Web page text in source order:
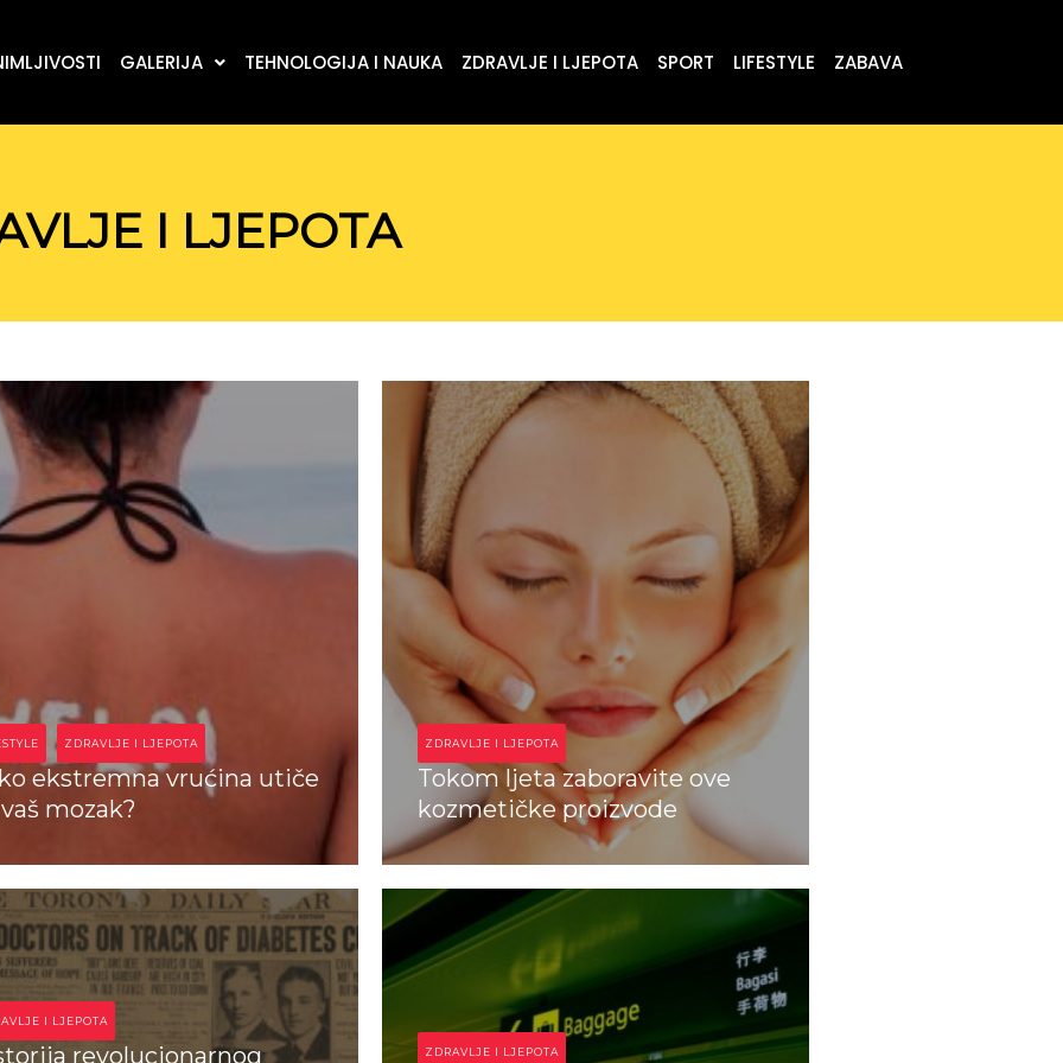
GALERIJA TEHNOLOGIJA I NAUKA ZDRAVLJE I LJEPOTA SPORT LIFESTYLE ZABAVA
I LJEPOTA
ZDRAVLJE I LJEPOTA
ekstremna vrućina utiče
mozak?
ZDRAVLJE I LJEPOTA
Tokom ljeta zaboravite ove
kozmetičke proizvode
I LJEPOTA
revolucionarnog
ZDRAVLJE I LJEPOTA